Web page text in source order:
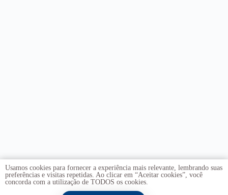
Usamos cookies para fornecer a experiência mais relevante, lembrando suas
preferências e visitas repetidas. Ao clicar em “Aceitar cookies”, você
concorda com a utilização de TODOS os cookies.